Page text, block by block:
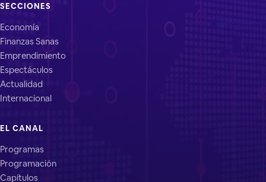
SECCIONES
Economía
Finanzas Sanas
Emprendimiento
Espectáculos
Actualidad
Internacional
EL CANAL
Programas
Programación
Capítulos